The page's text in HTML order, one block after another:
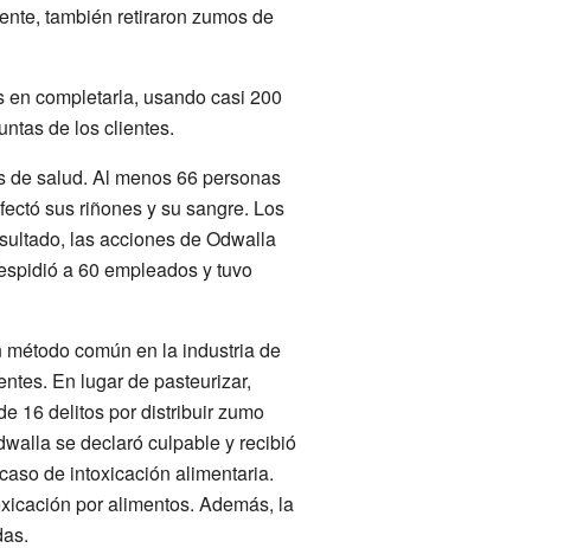
también retiraron zumos de
completarla, usando casi 200
de los clientes.
de salud. Al menos 66 personas
sus riñones y su sangre. Los
las acciones de Odwalla
a 60 empleados y tuvo
común en la industria de
En lugar de pasteurizar,
16 delitos por distribuir zumo
se declaró culpable y recibió
de intoxicación alimentaria.
por alimentos. Además, la